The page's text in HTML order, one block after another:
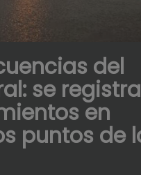
del
se
en
puntos de